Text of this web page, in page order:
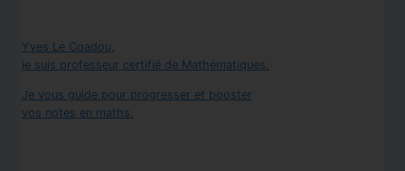
Yves Le Coadou,
je suis professeur certifié de Mathématiques.
Je vous guide pour progresser et booster
vos notes en maths.